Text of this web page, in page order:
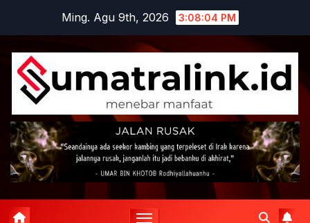
content
Ming. Agu 9th, 2026 3:08:06 PM